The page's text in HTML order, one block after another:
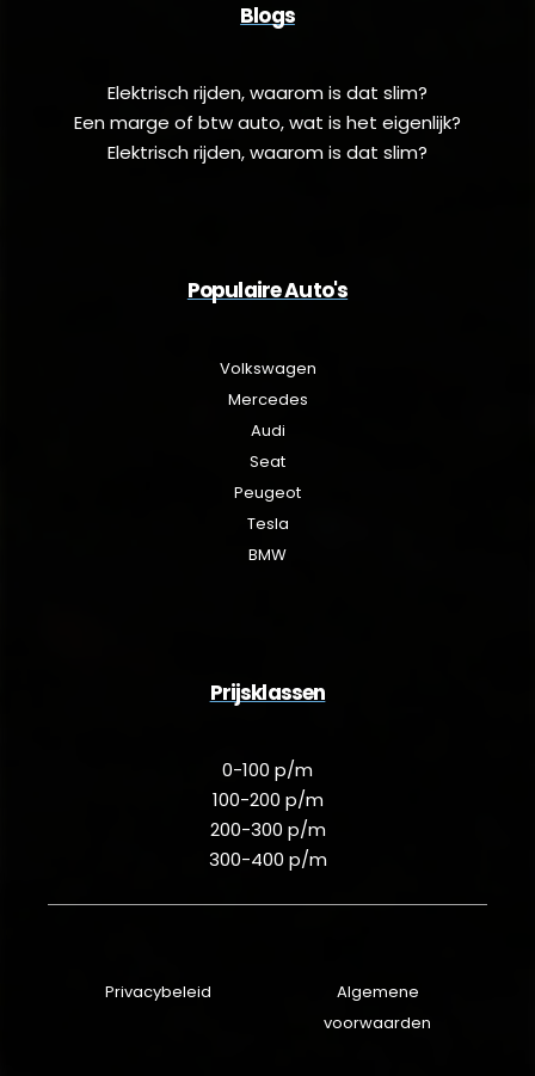
Blogs
Elektrisch rijden, waarom is dat slim?
Een marge of btw auto, wat is het eigenlijk?
Elektrisch rijden, waarom is dat slim?
Populaire Auto's
Volkswagen
Mercedes
Audi
Seat
Peugeot
Tesla
BMW
Prijsklassen
0-100 p/m
100-200 p/m
200-300 p/m
300-400 p/m
Privacybeleid
Algemene
voorwaarden